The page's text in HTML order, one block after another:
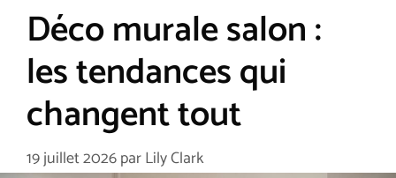
Déco murale salon :
les tendances qui
changent tout
19 juillet 2026parLily Clark